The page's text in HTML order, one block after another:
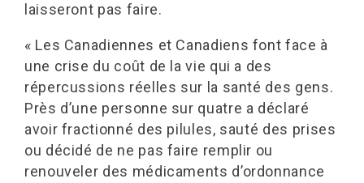
laisseront pas faire.
« Les Canadiennes et Canadiens font face à
une crise du coût de la vie qui a des
répercussions réelles sur la santé des gens.
Près d’une personne sur quatre a déclaré
avoir fractionné des pilules, sauté des prises
ou décidé de ne pas faire remplir ou
renouveler des médicaments d’ordonnance